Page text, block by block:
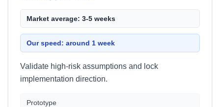
Market average: 3-5 weeks
Our speed: around 1 week
Validate high-risk assumptions and lock
implementation direction.
Prototype